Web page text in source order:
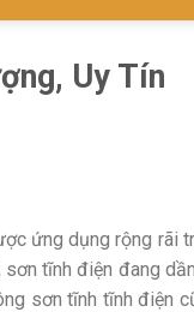
Uy Tín
ứng dụng rộng rãi
tĩnh điện đang
sơn tĩnh tĩnh điện